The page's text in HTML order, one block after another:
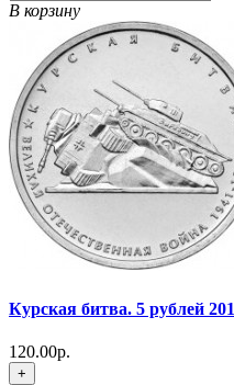
В корзину
Курская битва. 5 рублей
120.00р.
+